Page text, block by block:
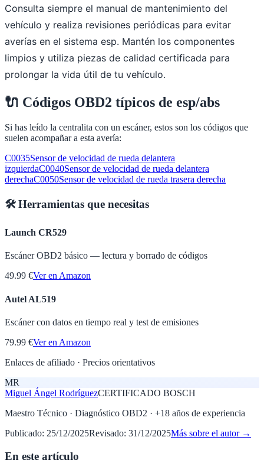
Consulta siempre el manual de mantenimiento del
vehículo y realiza revisiones periódicas para evitar
averías en el sistema esp. Mantén los componentes
limpios y utiliza piezas de calidad certificada para
prolongar la vida útil de tu vehículo.
🔌 Códigos OBD2 típicos de esp/abs
Si has leído la centralita con un escáner, estos son los códigos que
suelen acompañar a esta avería:
C0035Sensor de velocidad de rueda delantera
izquierdaC0040Sensor de velocidad de rueda delantera
derechaC0050Sensor de velocidad de rueda trasera derecha
🛠️ Herramientas que necesitas
Launch CR529
Escáner OBD2 básico — lectura y borrado de códigos
49.99 €Ver en Amazon
Autel AL519
Escáner con datos en tiempo real y test de emisiones
79.99 €Ver en Amazon
Enlaces de afiliado · Precios orientativos
MR
Miguel Ángel RodríguezCERTIFICADO BOSCH
Maestro Técnico · Diagnóstico OBD2 · +18 años de experiencia
Publicado: 25/12/2025Revisado: 31/12/2025Más sobre el autor →
En este artículo